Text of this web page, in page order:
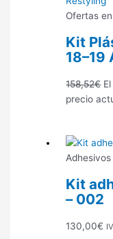
Ofertas
Kit
18–19
158,52€
precio
Kit
– 002
130,00€